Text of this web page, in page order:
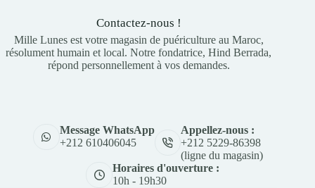
Contactez-nous !
Mille Lunes est votre magasin de puériculture au Maroc,
résolument humain et local. Notre fondatrice, Hind Berrada,
répond personnellement à vos demandes.
Message WhatsApp
+212 610406045
Appellez-nous :
+212 5229-86398
(ligne du magasin)
Horaires d'ouverture :
10h - 19h30